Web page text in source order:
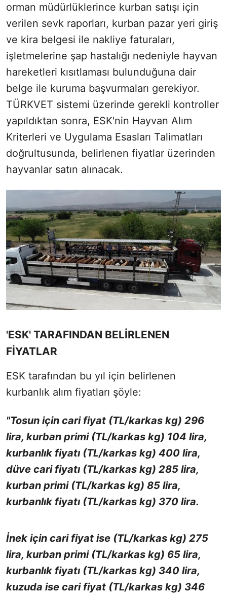
orman müdürlüklerince kurban satışı için
verilen sevk raporları, kurban pazar yeri giriş
ve kira belgesi ile nakliye faturaları,
işletmelerine şap hastalığı nedeniyle hayvan
hareketleri kısıtlaması bulunduğuna dair
belge ile kuruma başvurmaları gerekiyor.
TÜRKVET sistemi üzerinde gerekli kontroller
yapıldıktan sonra, ESK'nin Hayvan Alım
Kriterleri ve Uygulama Esasları Talimatları
doğrultusunda, belirlenen fiyatlar üzerinden
hayvanlar satın alınacak.
'ESK' TARAFINDAN BELİRLENEN
FİYATLAR
ESK tarafından bu yıl için belirlenen
kurbanlık alım fiyatları şöyle:
"Tosun için cari fiyat (TL/karkas kg) 296
lira, kurban primi (TL/karkas kg) 104 lira,
kurbanlık fiyatı (TL/karkas kg) 400 lira,
düve cari fiyatı (TL/karkas kg) 285 lira,
kurban primi (TL/karkas kg) 85 lira,
kurbanlık fiyatı (TL/karkas kg) 370 lira.
İnek için cari fiyat ise (TL/karkas kg) 275
lira, kurban primi (TL/karkas kg) 65 lira,
kurbanlık fiyatı (TL/karkas kg) 340 lira,
kuzuda ise cari fiyat (TL/karkas kg) 346